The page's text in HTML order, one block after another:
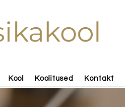
Kool Koolitused Kontakt